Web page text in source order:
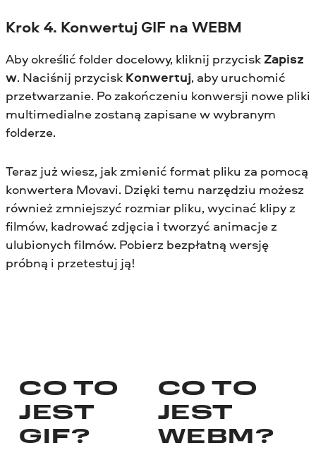
Krok 4. Konwertuj GIF na WEBM
Aby określić folder docelowy, kliknij przycisk Zapisz
w. Naciśnij przycisk Konwertuj, aby uruchomić
przetwarzanie. Po zakończeniu konwersji nowe pliki
multimedialne zostaną zapisane w wybranym
folderze.
Teraz już wiesz, jak zmienić format pliku za pomocą
konwertera Movavi. Dzięki temu narzędziu możesz
również zmniejszyć rozmiar pliku, wycinać klipy z
filmów, kadrować zdjęcia i tworzyć animacje z
ulubionych filmów. Pobierz bezpłatną wersję
próbną i przetestuj ją!
CO TO
JEST
GIF?
CO TO
JEST
WEBM?